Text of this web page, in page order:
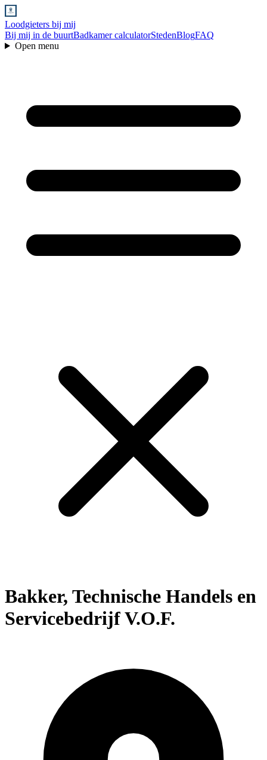
Loodgieters bij mij
Bij mij in de buurtBadkamer calculatorStedenBlogFAQ
Open menu
Bakker, Technische Handels en
Servicebedrijf V.O.F.